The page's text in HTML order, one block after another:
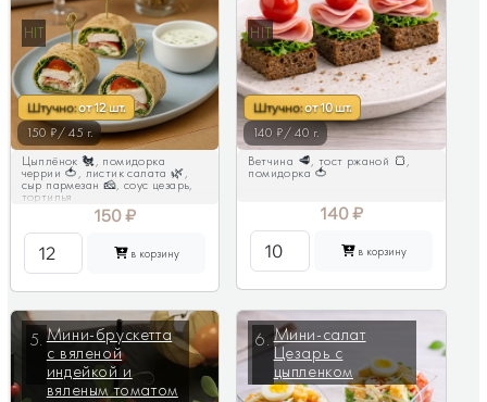
Штучно:от12 шт.
150 ₽/ 45 г.
Цыплёнок 🐔, помидорка
черрии 🍅, листик салата 🌿,
сыр пармезан 🧀, соус цезарь,
тортилья
150₽
в корзину
HIT
Штучно:от10 шт.
140 ₽/ 40 г.
Ветчина 🥩, тост ржаной 🍞,
помидорка 🍅
140₽
в корзину
HIT
5. Мини-брускетта
с вяленой
индейкой и
вяленым томатом
6.Мини-салат
Цезарь с
цыпленком